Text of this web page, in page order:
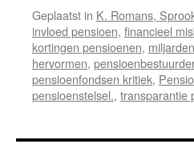
Geplaatst in K. Romans,
invloed pensioen, financieel
kortingen pensioenen, miljarden
hervormen,
pensioenfondsen kritiek,
pensioenstelsel., transparantie